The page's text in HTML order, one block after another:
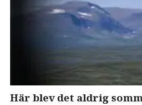
Här blev det aldrig